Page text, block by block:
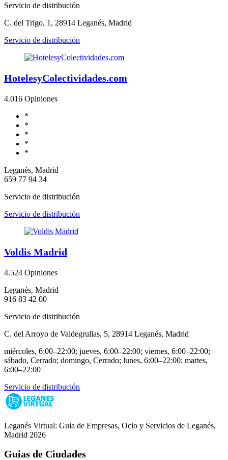
Servicio de distribución
C. del Trigo, 1, 28914 Leganés, Madrid
Servicio de distribución
HotelesyColectividades.com
4.016 Opiniones
*
*
*
*
*
Leganés, Madrid
659 77 94 34
Servicio de distribución
Servicio de distribución
Voldis Madrid
4.524 Opiniones
Leganés, Madrid
916 83 42 00
Servicio de distribución
C. del Arroyo de Valdegrullas, 5, 28914 Leganés, Madrid
miércoles, 6:00–22:00; jueves, 6:00–22:00; viernes, 6:00–22:00;
sábado, Cerrado; domingo, Cerrado; lunes, 6:00–22:00; martes,
6:00–22:00
Servicio de distribución
Leganés Virtual: Guia de Empresas, Ocio y Servicios de Leganés,
Madrid 2026
Guias de Ciudades